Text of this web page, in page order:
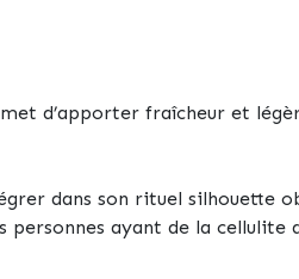
d’apporter fraîcheur et
dans son rituel silhouette
ayant de la cellulite